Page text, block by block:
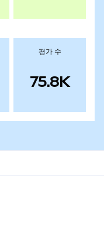
평가 수
75.8K